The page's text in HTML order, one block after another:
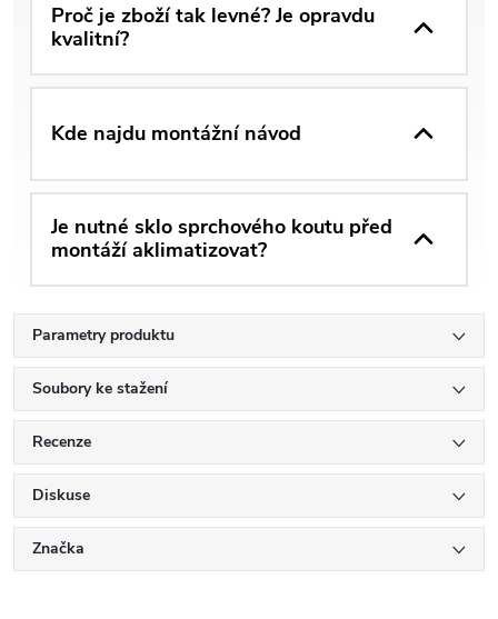
Proč je zboží tak levné? Je opravdu
kvalitní?
Kde najdu montážní návod
Je nutné sklo sprchového koutu před
montáží aklimatizovat?
Parametry produktu
Soubory ke stažení
Recenze
Diskuse
Značka